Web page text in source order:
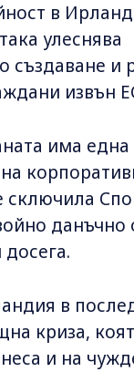
в
улеснява
създаване и
извън
има една
сключила
данъчно
в
криза,
и на